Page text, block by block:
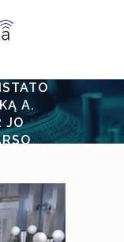
A.
JO